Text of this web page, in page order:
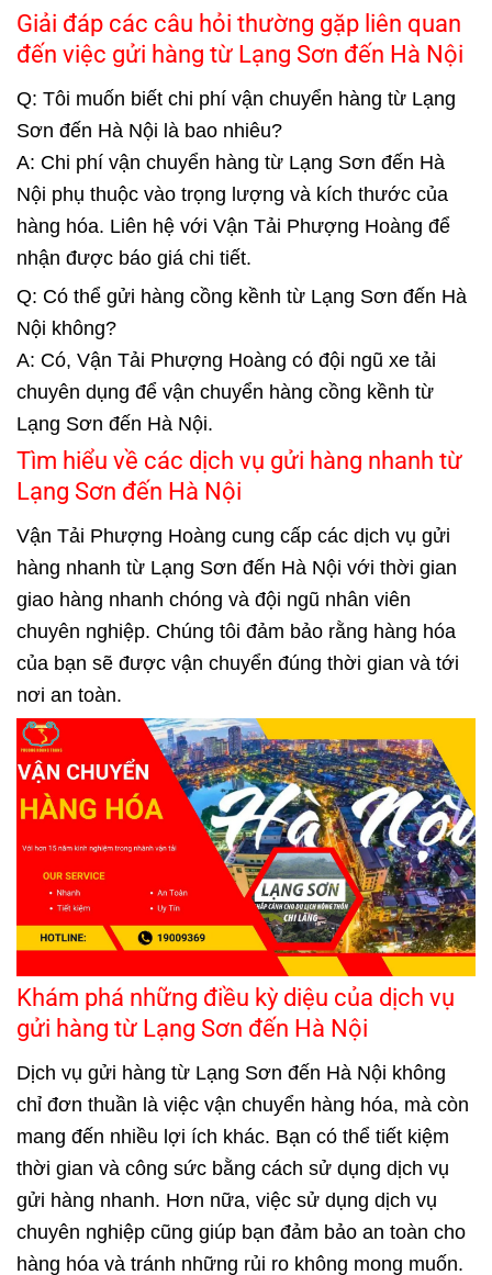
Giải đáp các câu hỏi thường gặp liên quan
đến việc gửi hàng từ Lạng Sơn đến Hà Nội
Q: Tôi muốn biết chi phí vận chuyển hàng từ Lạng
Sơn đến Hà Nội là bao nhiêu?
A: Chi phí vận chuyển hàng từ Lạng Sơn đến Hà
Nội phụ thuộc vào trọng lượng và kích thước của
hàng hóa. Liên hệ với Vận Tải Phượng Hoàng để
nhận được báo giá chi tiết.
Q: Có thể gửi hàng cồng kềnh từ Lạng Sơn đến Hà
Nội không?
A: Có, Vận Tải Phượng Hoàng có đội ngũ xe tải
chuyên dụng để vận chuyển hàng cồng kềnh từ
Lạng Sơn đến Hà Nội.
Tìm hiểu về các dịch vụ gửi hàng nhanh từ
Lạng Sơn đến Hà Nội
Vận Tải Phượng Hoàng cung cấp các dịch vụ gửi
hàng nhanh từ Lạng Sơn đến Hà Nội với thời gian
giao hàng nhanh chóng và đội ngũ nhân viên
chuyên nghiệp. Chúng tôi đảm bảo rằng hàng hóa
của bạn sẽ được vận chuyển đúng thời gian và tới
nơi an toàn.
Khám phá những điều kỳ diệu của dịch vụ
gửi hàng từ Lạng Sơn đến Hà Nội
Dịch vụ gửi hàng từ Lạng Sơn đến Hà Nội không
chỉ đơn thuần là việc vận chuyển hàng hóa, mà còn
mang đến nhiều lợi ích khác. Bạn có thể tiết kiệm
thời gian và công sức bằng cách sử dụng dịch vụ
gửi hàng nhanh. Hơn nữa, việc sử dụng dịch vụ
chuyên nghiệp cũng giúp bạn đảm bảo an toàn cho
hàng hóa và tránh những rủi ro không mong muốn.